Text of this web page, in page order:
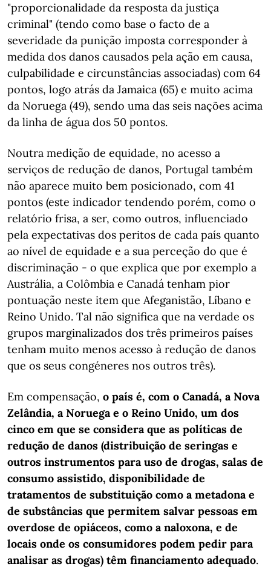
"proporcionalidade da resposta da justiça
criminal" (tendo como base o facto de a
severidade da punição imposta corresponder à
medida dos danos causados pela ação em causa,
culpabilidade e circunstâncias associadas) com 64
pontos, logo atrás da Jamaica (65) e muito acima
da Noruega (49), sendo uma das seis nações acima
da linha de água dos 50 pontos.
Noutra medição de equidade, no acesso a
serviços de redução de danos, Portugal também
não aparece muito bem posicionado, com 41
pontos (este indicador tendendo porém, como o
relatório frisa, a ser, como outros, influenciado
pela expectativas dos peritos de cada país quanto
ao nível de equidade e a sua perceção do que é
discriminação - o que explica que por exemplo a
Austrália, a Colômbia e Canadá tenham pior
pontuação neste item que Afeganistão, Líbano e
Reino Unido. Tal não significa que na verdade os
grupos marginalizados dos três primeiros países
tenham muito menos acesso à redução de danos
que os seus congéneres nos outros três).
Em compensação, o país é, com o Canadá, a Nova
Zelândia, a Noruega e o Reino Unido, um dos
cinco em que se considera que as políticas de
redução de danos (distribuição de seringas e
outros instrumentos para uso de drogas, salas de
consumo assistido, disponibilidade de
tratamentos de substituição como a metadona e
de substâncias que permitem salvar pessoas em
overdose de opiáceos, como a naloxona, e de
locais onde os consumidores podem pedir para
analisar as drogas) têm financiamento adequado.